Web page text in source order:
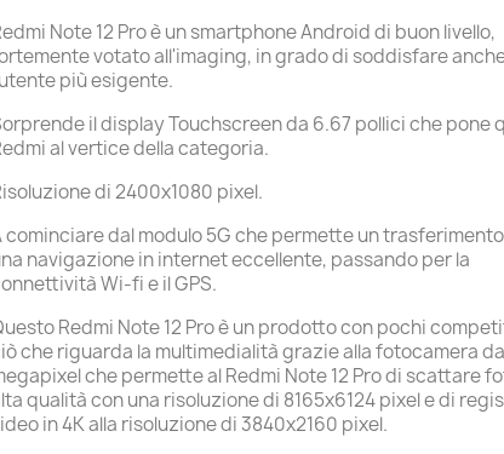
Note 12 Pro è un smartphone Android di buon livello,
votato all'imaging, in grado di soddisfare
più esigente.
il display Touchscreen da 6.67 pollici che pone
al vertice della categoria.
di 2400x1080 pixel.
cominciare dal modulo 5G che permette un
navigazione in internet eccellente, passando per la
Wi-fi e il GPS.
Redmi Note 12 Pro è un prodotto con pochi
che riguarda la multimedialità grazie alla fotocamera
che permette al Redmi Note 12 Pro di scattare
qualità con una risoluzione di 8165x6124 pixel e di
in 4K alla risoluzione di 3840x2160 pixel.